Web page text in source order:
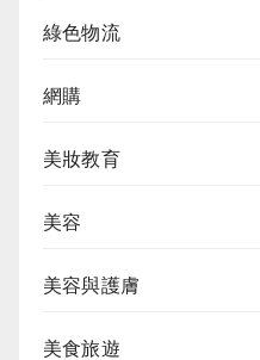
綠色物流
網購
美妝教育
美容
美容與護膚
美食旅遊